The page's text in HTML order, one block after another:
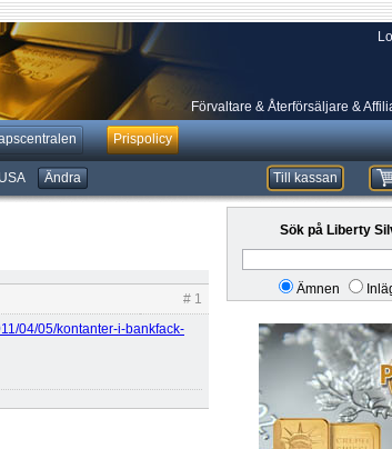
Förvaltare & Återförsäljare &
Prispolicy
USA Ändra Till kassan
# 1
04/05/kontanter-i-bankfack-
Sök på Liberty
Ämnen